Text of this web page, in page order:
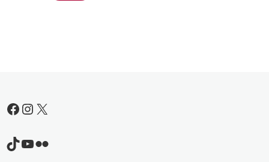
Facebook
Instagram
X
TikTok
YouTube
Flickr